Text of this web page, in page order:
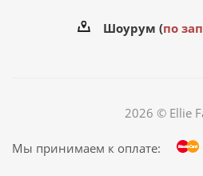
Шоурум (по
2026 © Ellie
Мы принимаем к оплате: